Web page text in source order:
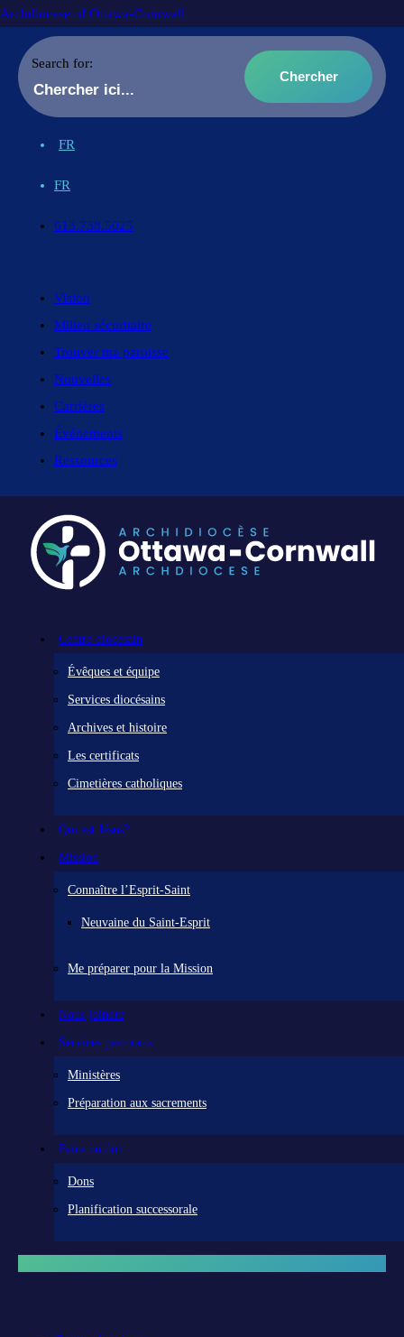
Archdiocese of Ottawa-Cornwall
Search for:
FR
FR
613.738.5025
Vision
Milieu sécuritaire
Trouver ma paroisse
Nouvelles
Carrières
Événements
Ressources
Centre diocésain
Évêques et équipe
Services diocésains
Archives et histoire
Les certificats
Cimetières catholiques
Qui est Jésus?
Mission
Connaître l’Esprit-Saint
Neuvaine du Saint-Esprit
Me préparer pour la Mission
Nous joindre
Services pastoraux
Ministères
Préparation aux sacrements
Faire un don
Dons
Planification successorale